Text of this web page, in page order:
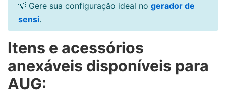
💡 Gere sua configuração ideal no gerador de
sensi.
Itens e acessórios
anexáveis disponíveis para
AUG: